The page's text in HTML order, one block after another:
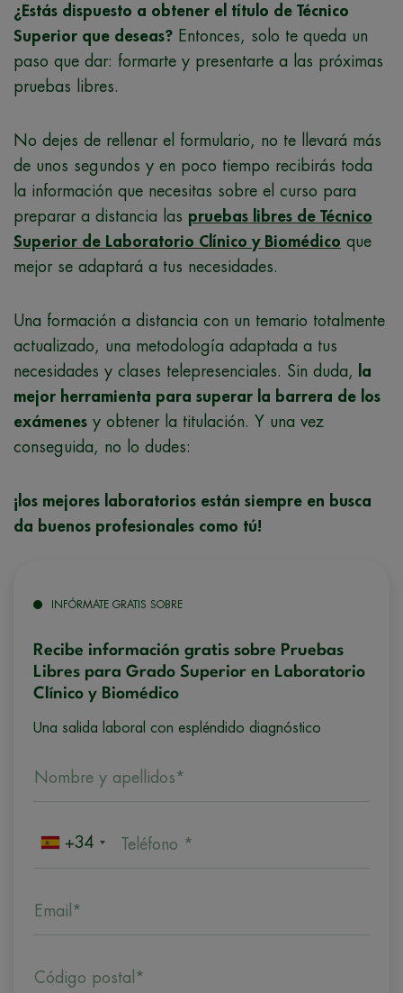
¿Estás dispuesto a obtener el título de Técnico
Superior que deseas? Entonces, solo te queda un
paso que dar: formarte y presentarte a las próximas
pruebas libres.
No dejes de rellenar el formulario, no te llevará más
de unos segundos y en poco tiempo recibirás toda
la información que necesitas sobre el curso para
preparar a distancia las pruebas libres de Técnico
Superior de Laboratorio Clínico y Biomédico que
mejor se adaptará a tus necesidades.
Una formación a distancia con un temario totalmente
actualizado, una metodología adaptada a tus
necesidades y clases telepresenciales. Sin duda,
la
mejor herramienta para superar la barrera de los
exámenes y obtener la titulación. Y una vez
conseguida, no lo dudes:
¡los mejores laboratorios están siempre en busca
da buenos profesionales como tú!
INFÓRMATE GRATIS SOBRE
Recibe información gratis sobre Pruebas
Libres para Grado Superior en Laboratorio
Clínico y Biomédico
Una salida laboral con espléndido diagnóstico
Nombre y apellidos*
+34 Teléfono *
Email*
Código postal*